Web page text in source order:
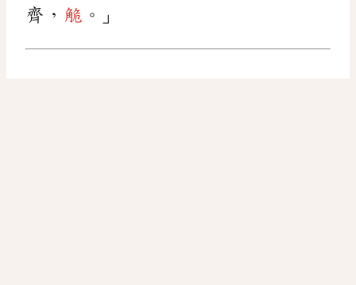
齊， 觤 。」